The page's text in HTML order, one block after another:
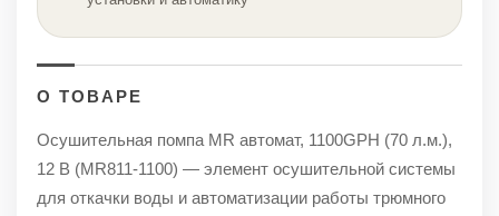
О ТОВАРЕ
Осушительная помпа MR автомат, 1100GPH (70 л.м.),
12 В (MR811-1100) — элемент осушительной системы
для откачки воды и автоматизации работы трюмного